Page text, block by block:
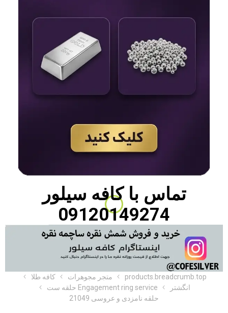
تماس باکافه سیلور
09120149274
products.breadcrumb.top متجر مجوهرات
کافه طلا
انگشتر
Engagement ring service حلقه ست
حلقه نامزدی و عروسی 21049